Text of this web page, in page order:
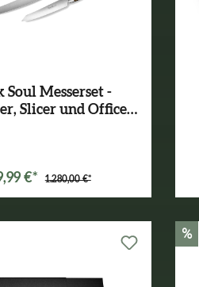
Soul Messerset -
Slicer und Office
€* 1.280,00 €*
%